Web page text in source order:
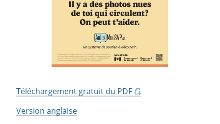
Téléchargement gratuit du PDF
Version anglaise